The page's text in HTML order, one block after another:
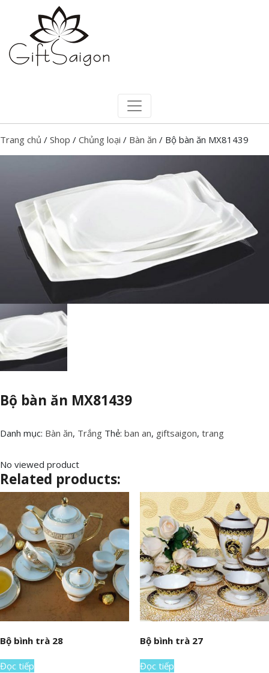
Trang chủ / Shop / Chủng loại / Bàn ăn / Bộ bàn ăn MX81439
Bộ bàn ăn MX81439
Danh mục: Bàn ăn, Trắng Thẻ: ban an, giftsaigon, trang
No viewed product
Related products:
Bộ bình trà 28
Đọc tiếp
Bộ bình trà 27
Đọc tiếp